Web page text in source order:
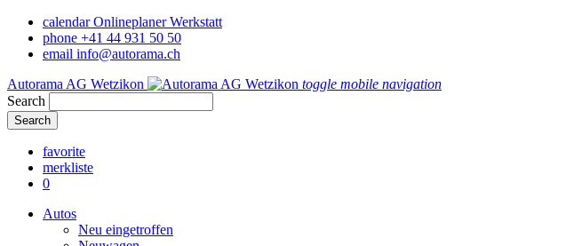
calendar Onlineplaner Werkstatt
phone +41 44 931 50 50
email info@autorama.ch
Autorama AG Wetzikon
toggle mobile navigation
Search
favorite
merkliste
0
Autos
Neu eingetroffen